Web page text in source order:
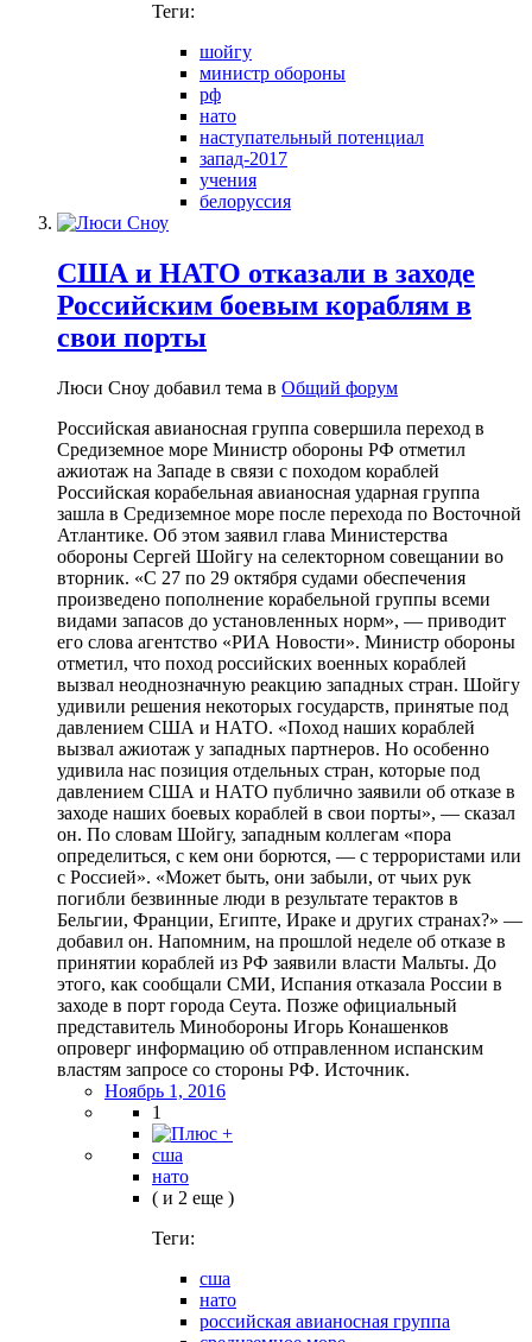
Теги:
шойгу
министр обороны
рф
нато
наступательный потенциал
запад-2017
учения
белоруссия
США и НАТО отказали в заходе
Российским боевым кораблям в
свои порты
Люси Сноу добавил тема в Общий форум
Российская авианосная группа совершила переход в
Средиземное море Министр обороны РФ отметил
ажиотаж на Западе в связи с походом кораблей
Российская корабельная авианосная ударная группа
зашла в Средиземное море после перехода по Восточной
Атлантике. Об этом заявил глава Министерства
обороны Сергей Шойгу на селекторном совещании во
вторник. «С 27 по 29 октября судами обеспечения
произведено пополнение корабельной группы всеми
видами запасов до установленных норм», — приводит
его слова агентство «РИА Новости». Министр обороны
отметил, что поход российских военных кораблей
вызвал неоднозначную реакцию западных стран. Шойгу
удивили решения некоторых государств, принятые под
давлением США и НАТО. «Поход наших кораблей
вызвал ажиотаж у западных партнеров. Но особенно
удивила нас позиция отдельных стран, которые под
давлением США и НАТО публично заявили об отказе в
заходе наших боевых кораблей в свои порты», — сказал
он. По словам Шойгу, западным коллегам «пора
определиться, с кем они борются, — с террористами или
с Россией». «Может быть, они забыли, от чьих рук
погибли безвинные люди в результате терактов в
Бельгии, Франции, Египте, Ираке и других странах?» —
добавил он. Напомним, на прошлой неделе об отказе в
принятии кораблей из РФ заявили власти Мальты. До
этого, как сообщали СМИ, Испания отказала России в
заходе в порт города Сеута. Позже официальный
представитель Минобороны Игорь Конашенков
опроверг информацию об отправленном испанским
властям запросе со стороны РФ. Источник.
Ноябрь 1, 2016
1
сша
нато
( и 2 еще )
Теги:
сша
нато
российская авианосная группа